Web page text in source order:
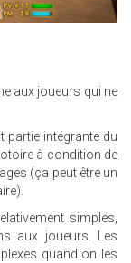
aux joueurs qui ne
partie intégrante du
à condition de
(ça peut être un
simples,
aux joueurs. Les
quand on les